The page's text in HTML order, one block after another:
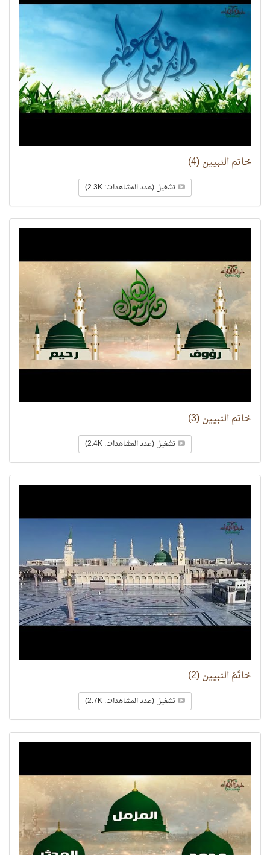
خاتم النبيين (4)
تشغيل (عدد المشاهدات: 2.3K)
خاتم النبيين (3)
تشغيل (عدد المشاهدات: 2.4K)
خاتَمُ النبيين (2)
تشغيل (عدد المشاهدات: 2.7K)